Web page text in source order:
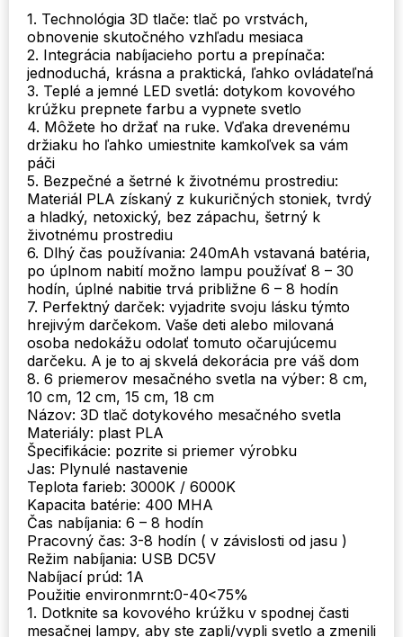
darček
1. Technológia 3D tlače: tlač po vrstvách,
obnovenie skutočného vzhľadu mesiaca
2. Integrácia nabíjacieho portu a prepínača:
jednoduchá, krásna a praktická, ľahko ovládateľná
3. Teplé a jemné LED svetlá: dotykom kovového
krúžku prepnete farbu a vypnete svetlo
4. Môžete ho držať na ruke. Vďaka drevenému
držiaku ho ľahko umiestnite kamkoľvek sa vám
páči
5. Bezpečné a šetrné k životnému prostrediu:
Materiál PLA získaný z kukuričných stoniek, tvrdý
a hladký, netoxický, bez zápachu, šetrný k
životnému prostrediu
6. Dlhý čas používania: 240mAh vstavaná batéria,
po úplnom nabití možno lampu používať 8 – 30
hodín, úplné nabitie trvá približne 6 – 8 hodín
7. Perfektný darček: vyjadrite svoju lásku týmto
hrejivým darčekom. Vaše deti alebo milovaná
osoba nedokážu odolať tomuto očarujúcemu
darčeku. A je to aj skvelá dekorácia pre váš dom
8. 6 priemerov mesačného svetla na výber: 8 cm,
10 cm, 12 cm, 15 cm, 18 cm
Názov: 3D tlač dotykového mesačného svetla
Materiály: plast PLA
Špecifikácie: pozrite si priemer výrobku
Jas: Plynulé nastavenie
Teplota farieb: 3000K / 6000K
Kapacita batérie: 400 MHA
Čas nabíjania: 6 – 8 hodín
Pracovný čas: 3-8 hodín ( v závislosti od jasu )
Režim nabíjania: USB DC5V
Nabíjací prúd: 1A
Použitie environmrnt:0-40<75%
1. Dotknite sa kovového krúžku v spodnej časti
mesačnej lampy, aby ste zapli/vypli svetlo a zmenili